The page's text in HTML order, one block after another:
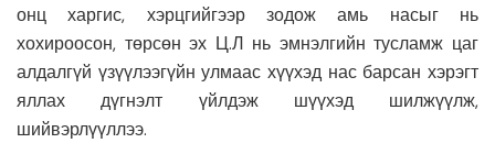
онц харгис, хэрцгийгээр зодож амь насыг нь
хохироосон, төрсөн эх Ц.Л нь эмнэлгийн тусламж цаг
алдалгүй үзүүлээгүйн улмаас хүүхэд нас барсан хэрэгт
яллах дүгнэлт үйлдэж шүүхэд шилжүүлж,
шийвэрлүүллээ.